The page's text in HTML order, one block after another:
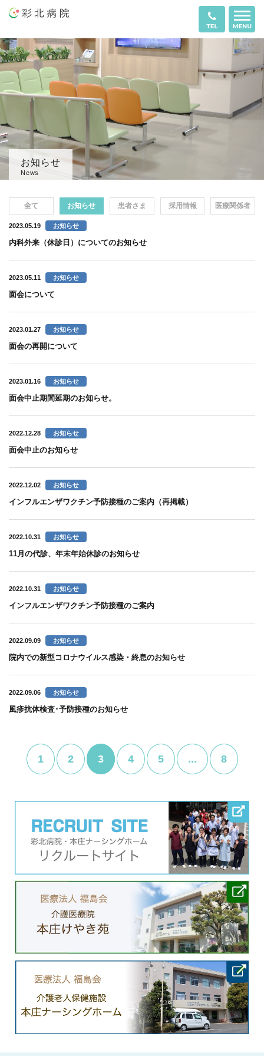
お知らせ
News
全て お知らせ 患者さま 採用情報 医療関係者
2023.05.19 お知らせ
内科外来（休診日）についてのお知らせ
2023.05.11 お知らせ
面会について
2023.01.27 お知らせ
面会の再開について
2023.01.16 お知らせ
面会中止期間延期のお知らせ。
2022.12.28 お知らせ
面会中止のお知らせ
2022.12.02 お知らせ
インフルエンザワクチン予防接種のご案内（再掲載）
2022.10.31 お知らせ
11月の代診、年末年始休診のお知らせ
2022.10.31 お知らせ
インフルエンザワクチン予防接種のご案内
2022.09.09 お知らせ
院内での新型コロナウイルス感染・終息のお知らせ
2022.09.06 お知らせ
風疹抗体検査･予防接種のお知らせ
1 2 3 4 5 ... 8